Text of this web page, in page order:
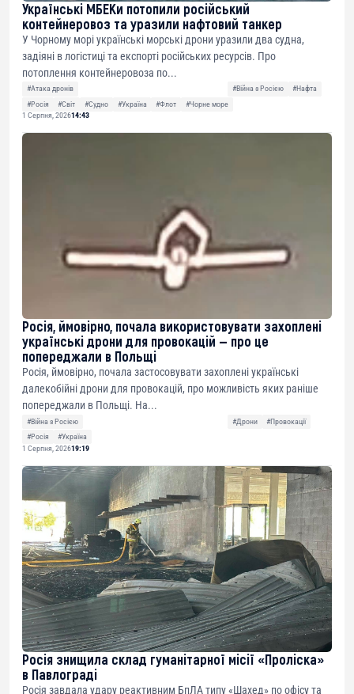
Українські МБЕКи потопили російський
контейнеровоз та уразили нафтовий танкер
У Чорному морі українські морські дрони уразили два судна,
задіяні в логістиці та експорті російських ресурсів. Про
потоплення контейнеровоза по...
#Атака дронів #Війна з Росією
#Нафта
#Росія
#Світ #Судно #Україна #Флот
#Чорне море
1 Серпня, 202614:43
Росія, ймовірно, почала використовувати захоплені
українські дрони для провокацій — про це
попереджали в Польщі
Росія, ймовірно, почала застосовувати захоплені українські
далекобійні дрони для провокацій, про можливість яких раніше
попереджали в Польщі. На...
#Війна з Росією #Дрони
#Провокації
#Росія
#Україна
1 Серпня, 202619:19
Росія знищила склад гуманітарної місії «Проліска»
в Павлограді
Росія завдала удару реактивним БпЛА типу «Шахед» по офісу та